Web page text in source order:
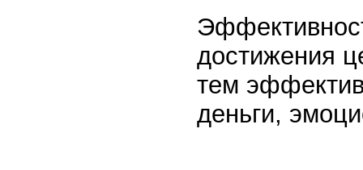
достижения
тем
деньги,